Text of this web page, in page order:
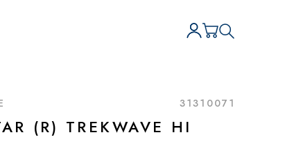
31310071
(R) TREKWAVE HI